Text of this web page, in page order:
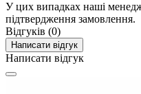
У цих випадках наші
підтвердження замовлення.
Відгуків (0)
Написати відгук
Написати відгук